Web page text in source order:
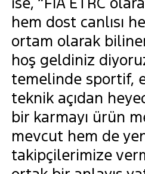
hem dost canlısı
ortam olarak
hoş geldiniz
temelinde sportif,
teknik açıdan
bir karmayı ürün
mevcut hem de
takipçilerimize